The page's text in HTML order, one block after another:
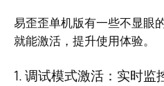
易歪歪单机版有一些不显眼
就能激活，提升使用体验。
1. 调试模式激活：实时监